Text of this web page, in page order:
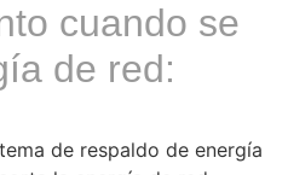
cuando se
de red: